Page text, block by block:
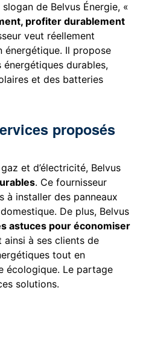
de Belvus Énergie, «
profiter durablement
veut réellement
Il propose
durables,
et des batteries
proposés
et d’électricité, Belvus
. Ce fournisseur
à installer des panneaux
De plus, Belvus
astuces pour économiser
ainsi à ses clients de
tout en
écologique. Le partage
solutions.